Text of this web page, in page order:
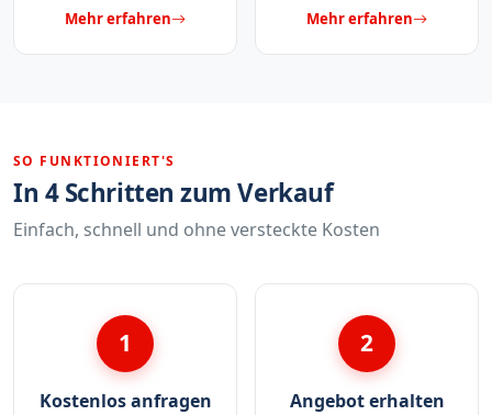
Mehr erfahren
Mehr erfahren
SO FUNKTIONIERT'S
In 4 Schritten zum Verkauf
Einfach, schnell und ohne versteckte Kosten
1
Kostenlos anfragen
2
Angebot erhalten